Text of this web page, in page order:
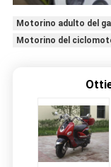
Motorino adulto del
Motorino del